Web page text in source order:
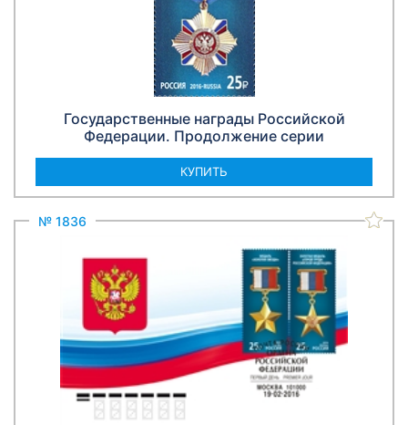
Государственные награды Российской
Федерации. Продолжение серии
КУПИТЬ
№ 1836